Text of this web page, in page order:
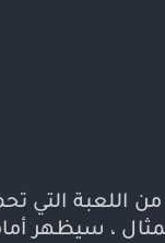
اللعبة
، سيظهر